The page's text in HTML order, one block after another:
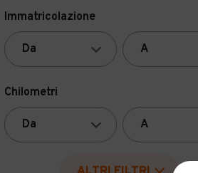
Immatricolazione
Chilometri